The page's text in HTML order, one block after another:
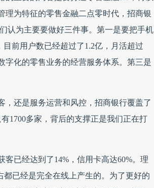
理为特征的零售金融二点零时代，招商银
认为主要要做好三件事。第一是要把手机
前用户数已经超过了1.2亿，月活超过
字化的零售业务的经营服务体系。第三是
，还是服务运营和风控，招商银行覆盖了
1700多家，背后的支撑正是我们正在打
已经达到了14%，信用卡高达60%。理
已经是完全在线上产生的。为了更好的